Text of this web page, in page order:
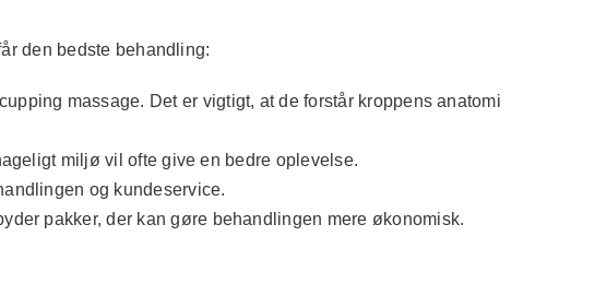
den bedste behandling:
massage. Det er vigtigt, at de forstår kroppens anatomi
miljø vil ofte give en bedre oplevelse.
og kundeservice.
pakker, der kan gøre behandlingen mere økonomisk.